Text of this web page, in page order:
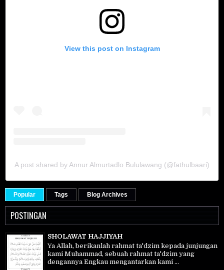
View this post on Instagram
A post shared by Annur Almurtadlo Bululawang (@fathulbaari)
Popular Tags Blog Archives
POSTINGAN
SHOLAWAT HAJJIYAH
Ya Allah, berikanlah rahmat ta'dzim kepada junjungan
kami Muhammad, sebuah rahmat ta'dzim yang
dengannya Engkau mengantarkan kami ...